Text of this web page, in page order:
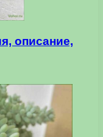
описание,